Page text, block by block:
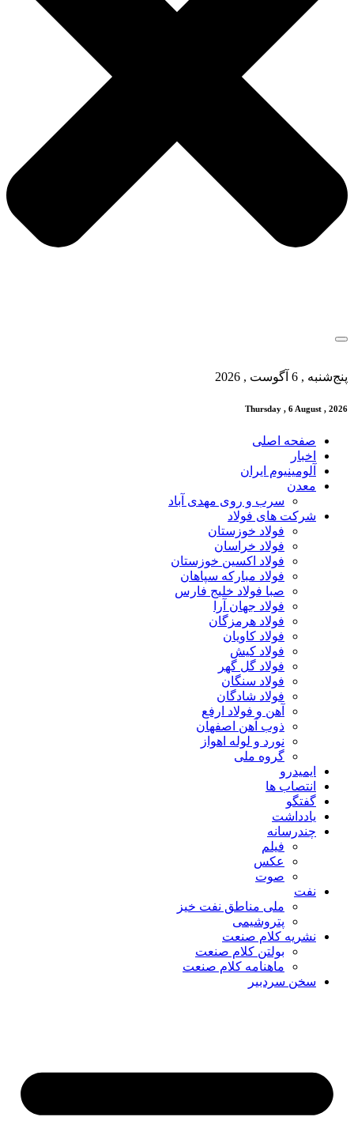
پنج‌شنبه , 6 آگوست , 2026
Thursday , 6 August , 2026
صفحه اصلی
اخبار
آلومینیوم ایران
معدن
سرب و روی مهدی آباد
شرکت های فولاد
فولاد خوزستان
فولاد خراسان
فولاد اکسین خوزستان
فولاد مبارکه سپاهان
صبا فولاد خلیج فارس
فولاد جهان آرا
فولاد هرمزگان
فولاد کاویان
فولاد کیش
فولاد گل گهر
فولاد سنگان
فولاد شادگان
آهن و فولاد ارفع
ذوب آهن اصفهان
نورد و لوله اهواز
گروه ملی
ایمیدرو
انتصاب ها
گفتگو
یادداشت
چندرسانه
فیلم
عکس
صوت
نفت
ملی مناطق نفت خیز
پتروشیمی
نشریه کلام صنعت
بولتن کلام صنعت
ماهنامه کلام صنعت
سخن سردبیر